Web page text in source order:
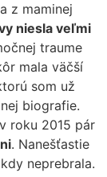
z maminej
niesla veľmi
traume
mala väčší
som už
biografie.
v roku 2015 pár
. Nanešťastie
neprebrala.